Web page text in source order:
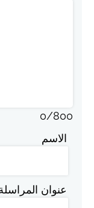
0/800
الاسم
عنوان